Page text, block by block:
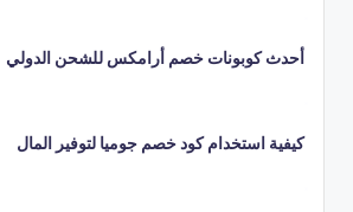
أحدث كوبونات خصم أرامكس للشحن الدولي
كيفية استخدام كود خصم جوميا لتوفير المال